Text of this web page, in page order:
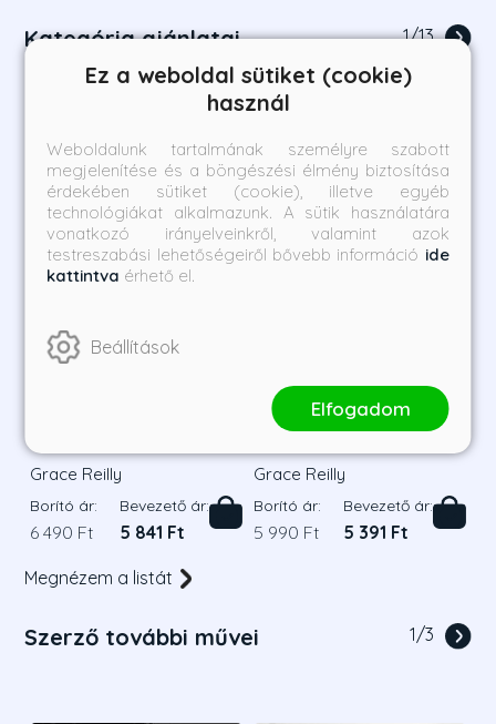
Kategória ajánlatai 1/13
Grace Reilly
Borító ár:
6 490 Ft
Bevezető ár:
5 841 Ft
Breakaway - Ziccer -
Éldekorált kiadás
Grace Reilly
Borító ár:
5 990 Ft
Bevezető ár:
5 391 Ft
Megnézem a listát
Szerző további művei 1/3
Ez a weboldal sütiket (cookie)
használ
Weboldalunk tartalmának személyre szabott
megjelenítése és a böngészési élmény biztosítása
érdekében sütiket (cookie), illetve egyéb
technológiákat alkalmazunk. A sütik használatára
vonatkozó irányelveinkről, valamint azok
testreszabási lehetőségeiről bővebb információ ide
kattintva érhető el.
Beállítások
Elfogadom